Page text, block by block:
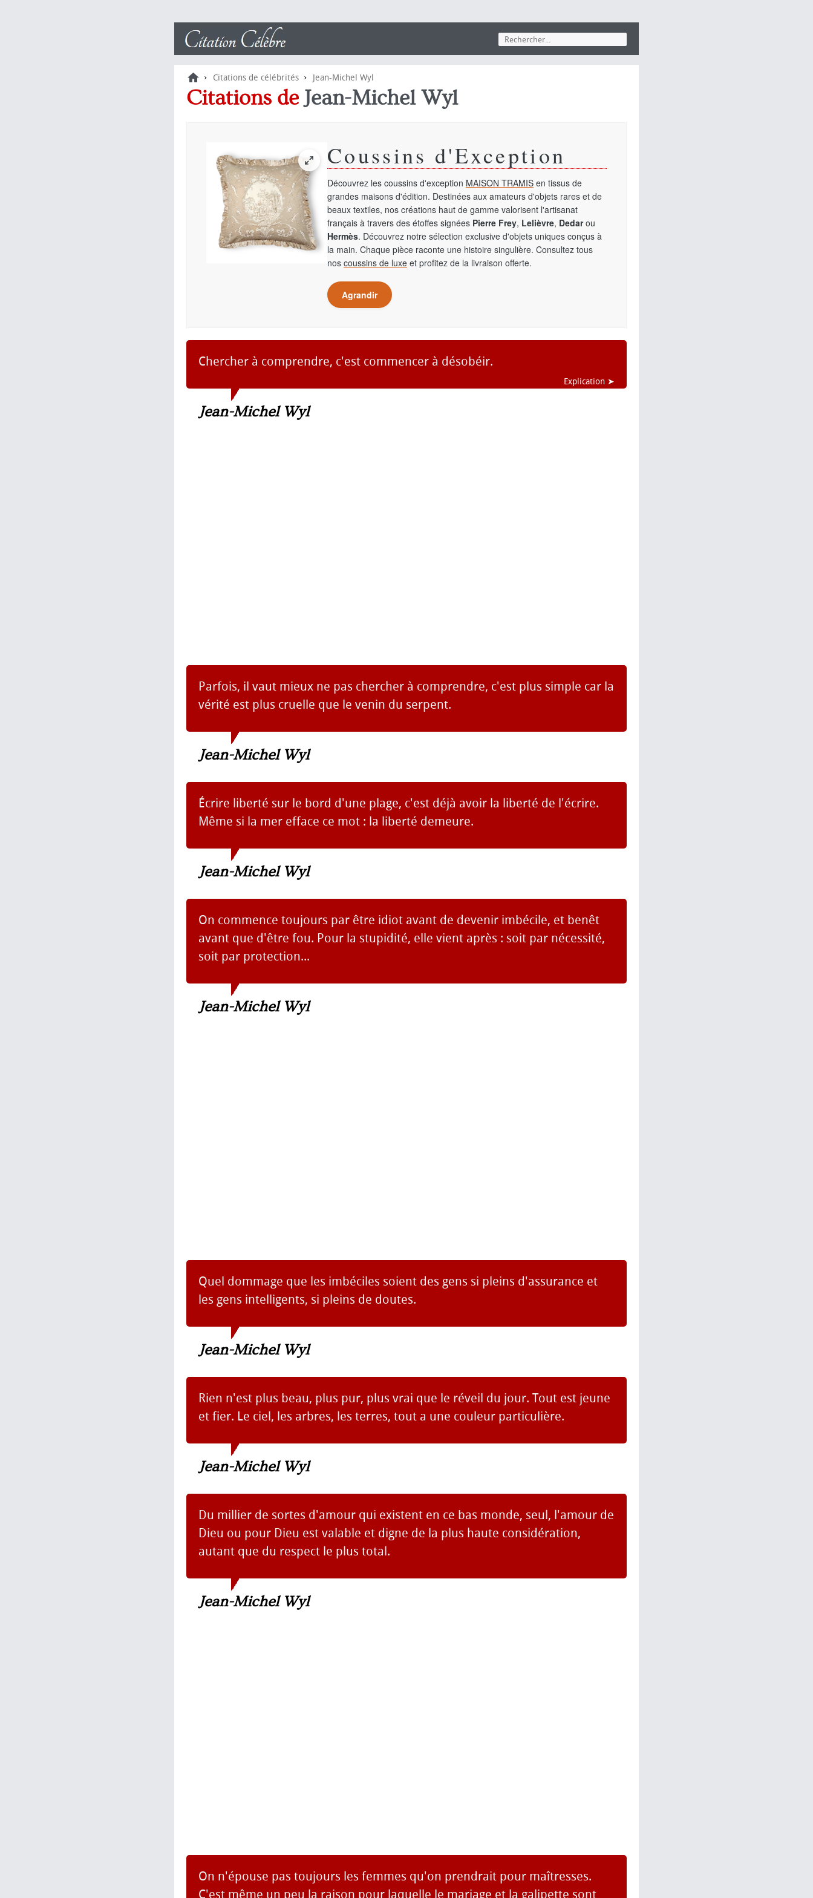
› Citations de célébrités › Jean-Michel Wyl
Citations deJean-Michel Wyl
Coussins d'Exception
Découvrez les coussins d'exception MAISON TRAMIS en tissus de
grandes maisons d'édition. Destinées aux amateurs d'objets rares et de
beaux textiles, nos créations haut de gamme valorisent l'artisanat
français à travers des étoffes signées Pierre Frey, Lelièvre, Dedarou
Hermès. Découvrez notre sélection exclusive d'objets uniques conçus à
la main. Chaque pièce raconte une histoire singulière. Consultez tous
nos coussins de luxe et profitez de la livraison offerte.
Agrandir
Chercher à comprendre, c'est commencer à désobéir.
Explication ➤
Jean-Michel Wyl
Parfois, il vaut mieux ne pas chercher à comprendre, c'est plus simple car la
vérité est plus cruelle que le venin du serpent.
Jean-Michel Wyl
Écrire liberté sur le bord d'une plage, c'est déjà avoir la liberté de l'écrire.
Même si la mer efface ce mot : la liberté demeure.
Jean-Michel Wyl
On commence toujours par être idiot avant de devenir imbécile, et benêt
avant que d'être fou. Pour la stupidité, elle vient après : soit par nécessité,
soit par protection...
Jean-Michel Wyl
Quel dommage que les imbéciles soient des gens si pleins d'assurance et
les gens intelligents, si pleins de doutes.
Jean-Michel Wyl
Rien n'est plus beau, plus pur, plus vrai que le réveil du jour. Tout est jeune
et fier. Le ciel, les arbres, les terres, tout a une couleur particulière.
Jean-Michel Wyl
Du millier de sortes d'amour qui existent en ce bas monde, seul, l'amour de
Dieu ou pour Dieu est valable et digne de la plus haute considération,
autant que du respect le plus total.
Jean-Michel Wyl
On n'épouse pas toujours les femmes qu'on prendrait pour maîtresses.
C'est même un peu la raison pour laquelle le mariage et la galipette sont